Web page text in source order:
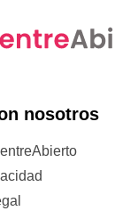
nosotros